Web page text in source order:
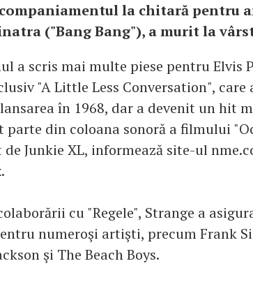
la chitară pentru
("Bang Bang"), a murit la
a scris mai multe piese pentru Elvis
"A Little Less Conversation",
în 1968, dar a devenit un hit
parte din coloana sonoră a filmului
de Junkie XL, informează site-ul
cu "Regele", Strange a
numeroşi artişti, precum Frank
şi The Beach Boys.